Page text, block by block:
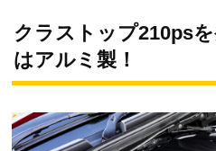
クラストップ210ps
はアルミ製！